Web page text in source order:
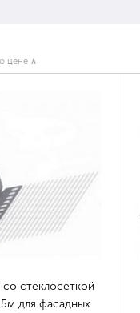
цене ∧
стеклосеткой
для фасадных